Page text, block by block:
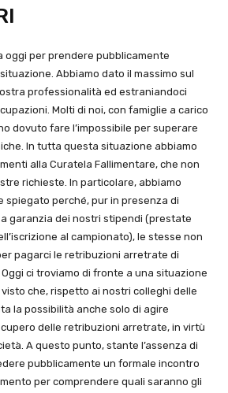
oggi per prendere pubblicamente
Abbiamo dato il massimo sul
professionalità ed estraniandoci
Molti di noi, con famiglie a carico
dovuto fare l’impossibile per superare
In tutta questa situazione abbiamo
alla Curatela Fallimentare, che non
richieste. In particolare, abbiamo
spiegato perché, pur in presenza di
garanzia dei nostri stipendi (prestate
al campionato), le stesse non
pagarci le retribuzioni arretrate di
ci troviamo di fronte a una situazione
che, rispetto ai nostri colleghi delle
la possibilità anche solo di agire
delle retribuzioni arretrate, in virtù
A questo punto, stante l’assenza di
pubblicamente un formale incontro
per comprendere quali saranno gli